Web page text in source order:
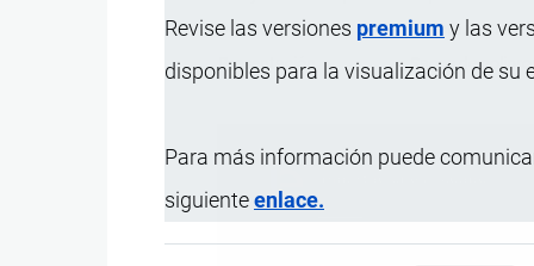
Revise las versiones premium y las
disponibles para la visualización de su
Para más información puede
siguienteenlace.
Dosificación
Directamente a
Presentación
Sacos de